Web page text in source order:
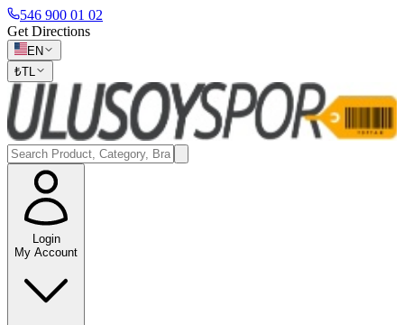
546 900 01 02
Get Directions
EN
₺TL
Login
My Account